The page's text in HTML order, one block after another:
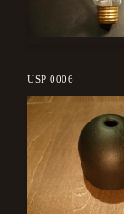
USP 0006